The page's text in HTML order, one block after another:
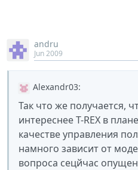
andru
Jun 2009
Alexandr03:
Так что же получается,
интереснее T-REX в
качестве управления
намного зависит от
вопроса сецйчас